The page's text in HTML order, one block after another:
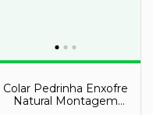
Colar Pedrinha Enxofre
Natural Montagem